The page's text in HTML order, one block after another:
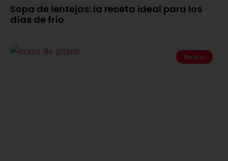
Sopa de lentejas: la receta ideal para los
días de frío
Recetas